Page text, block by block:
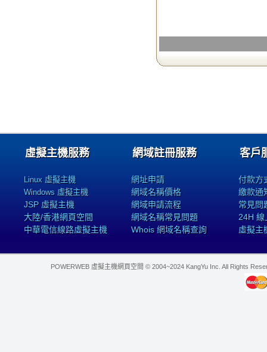
虛擬主機服務
Linux 虛擬主機
Windows 虛擬主機
JSP 虛擬主機
大陸/香港網頁空間
中華電信線路虛擬主機
網域註冊服務
網址申請
網域名稱價格
網域申請流程
網域名稱常見問題
Whois 網域名稱查詢
客戶
付款方
繳款通
常見問
24H 線
虛擬主
POWERWEB 虛擬主機網頁空間 © 2004~2024 KangYu Inc. All Rights